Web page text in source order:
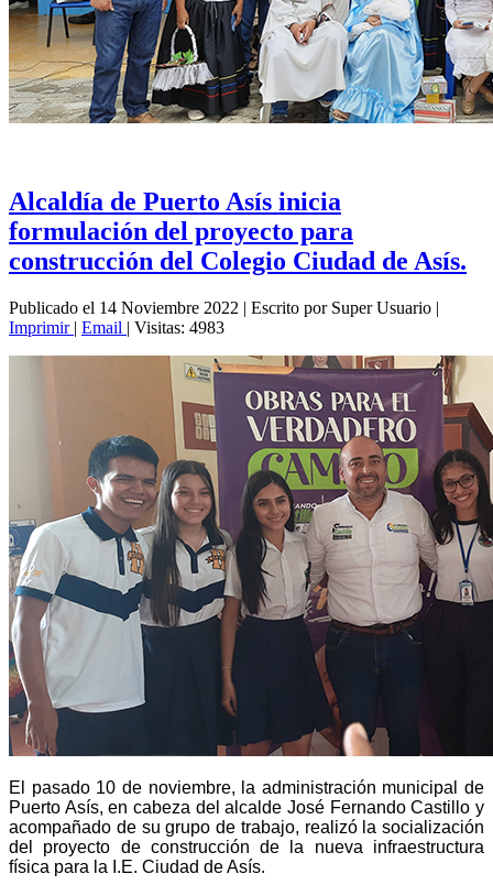
Alcaldía de Puerto Asís inicia
formulación del proyecto para
construcción del Colegio Ciudad de Asís.
Publicado el 14 Noviembre 2022 | Escrito por Super Usuario |
Imprimir | Email | Visitas: 4983
El pasado 10 de noviembre, la administración municipal de
Puerto Asís, en cabeza del alcalde José Fernando Castillo y
acompañado de su grupo de trabajo, realizó la socialización
del proyecto de construcción de la nueva infraestructura
física para la I.E. Ciudad de Asís.